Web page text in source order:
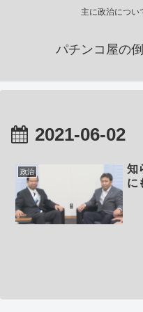
主に政治につい
パチンコ屋の
2021-06-02
政治
知
に